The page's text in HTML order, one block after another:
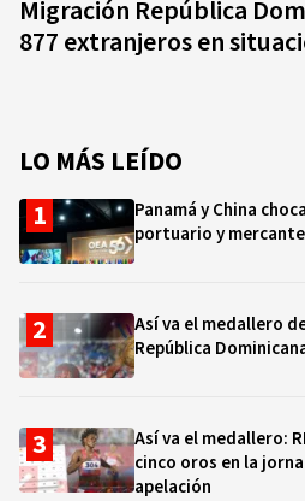
Migración República
877 extranjeros en
LO MÁS LEÍDO
Panamá y China
portuario y mercante
Así va el medallero
República
Así va el medallero:
cinco oros en la
apelación